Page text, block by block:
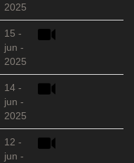
2025
15 -
jun -
2025
14 -
jun -
2025
12 -
jun -